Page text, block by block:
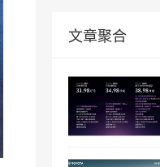
文章聚合